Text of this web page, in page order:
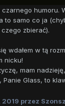
czarnego humoru.
to samo co ja
zbierać).
wdałem w tą
nicku!
mam
Glass, to
2019 przez